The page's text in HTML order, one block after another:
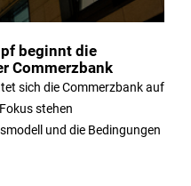
beginnt die
Commerzbank
sich die Commerzbank auf
stehen
und die Bedingungen